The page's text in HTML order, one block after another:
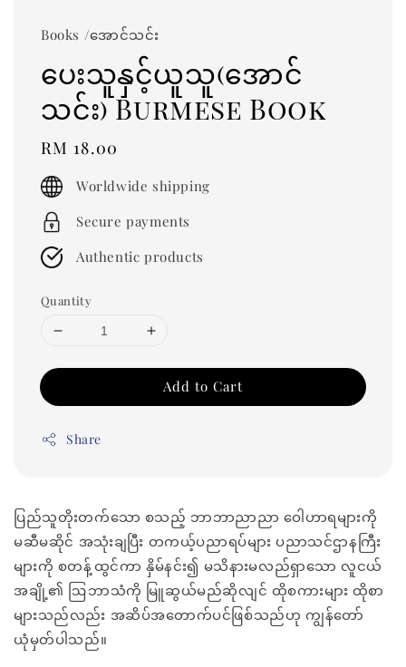
Books /အောင်သင်း
ပေးသူနှင့်ယူသူ(အောင်
သင်း) Burmese Book
Regular
price
RM 18.00
Worldwide shipping
Secure payments
Authentic products
Quantity
Add to Cart
Share
ပြည်သူတိုးတက်သော စသည့် ဘာဘာညာညာ ဝေါဟာရများကို
မဆီမဆိုင် အသုံးချပြီး တကယ့်ပညာရပ်များ ပညာသင်ဌာနကြီး
များကို စတန့်ထွင်ကာ နှိမ်နင်း၍ မသိနားမလည်ရှာသော လူငယ်
အချို့၏ ဩဘာသံကို မြူဆွယ်မည်ဆိုလျင် ထိုစကားများ ထိုစာ
များသည်လည်း အဆိပ်အတောက်ပင်ဖြစ်သည်ဟု ကျွန်တော်
ယုံမှတ်ပါသည်။